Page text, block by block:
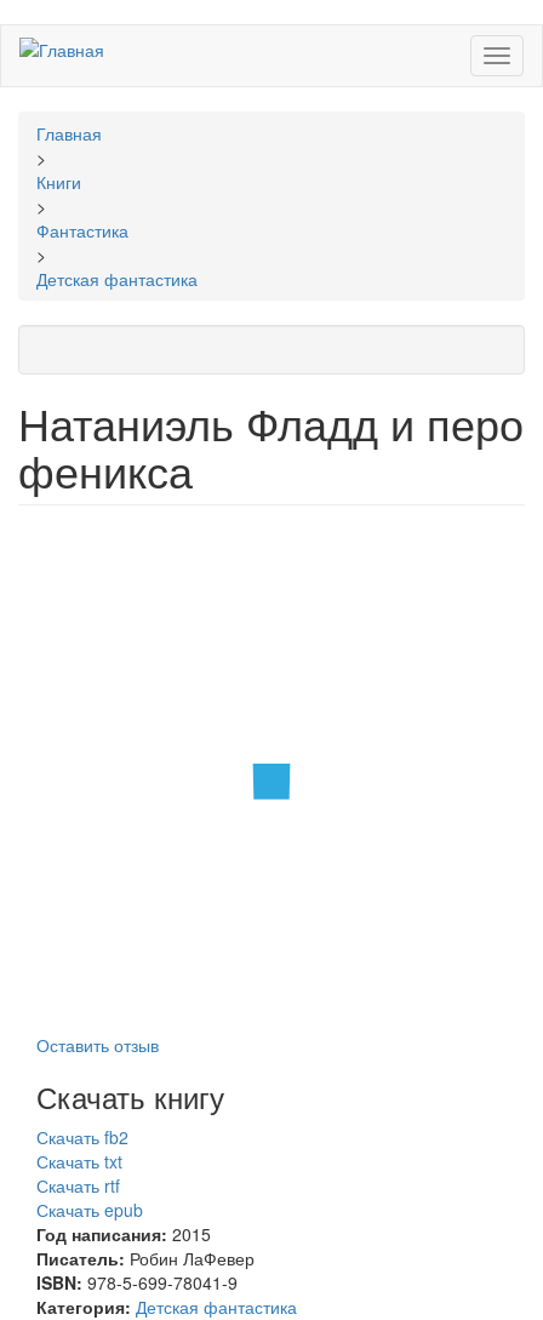
Перейти
основному
Вы
здесь
Главная
>
Книги
>
Фантастика
>
Детская фантастика
Натаниэль Фладд и перо
феникса
Оставить отзыв
Скачать книгу
Скачать fb2
Скачать txt
Скачать rtf
Скачать epub
Год написания: 2015
Писатель: Робин ЛаФевер
ISBN: 978-5-699-78041-9
Категория: Детская фантастика